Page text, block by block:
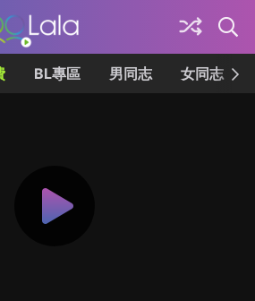
BL專區 男同志 女同志